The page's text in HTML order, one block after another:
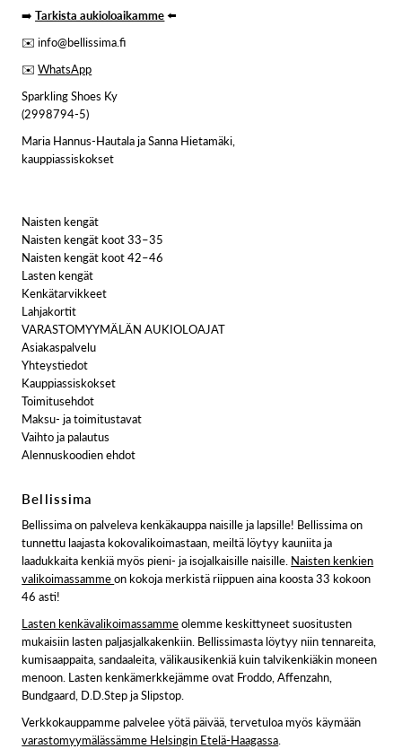
➡️Tarkista aukioloaikamme⬅️
✉️ info@bellissima.fi
✉️WhatsApp
Sparkling Shoes Ky
(2998794-5)
Maria Hannus-Hautala ja Sanna Hietamäki,
kauppiassiskokset
Naisten kengät
Naisten kengät koot 33–35
Naisten kengät koot 42–46
Lasten kengät
Kenkätarvikkeet
Lahjakortit
VARASTOMYYMÄLÄN AUKIOLOAJAT
Asiakaspalvelu
Yhteystiedot
Kauppiassiskokset
Toimitusehdot
Maksu- ja toimitustavat
Vaihto ja palautus
Alennuskoodien ehdot
Bellissima
Bellissima on palveleva kenkäkauppa naisille ja lapsille! Bellissima on
tunnettu laajasta kokovalikoimastaan, meiltä löytyy kauniita ja
laadukkaita kenkiä myös pieni- ja isojalkaisille naisille. Naisten kenkien
valikoimassammeon kokoja merkistä riippuen aina koosta 33 kokoon
46 asti!
Lasten kenkävalikoimassammeolemme keskittyneet suositusten
mukaisiin lasten paljasjalkakenkiin. Bellissimasta löytyy niin tennareita,
kumisaappaita, sandaaleita, välikausikenkiä kuin talvikenkiäkin moneen
menoon. Lasten kenkämerkkejämme ovat Froddo, Affenzahn,
Bundgaard, D.D.Step ja Slipstop.
Verkkokauppamme palvelee yötä päivää, tervetuloa myös käymään
varastomyymälässämme Helsingin Etelä-Haagassa.